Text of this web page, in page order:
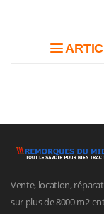
Vente, location,
sur plus de 8000 m2